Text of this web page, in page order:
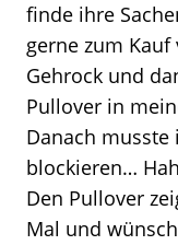
finde ihre
gerne zum
Gehrock und
Pullover in
Danach
blockieren…
Den Pullover
Mal und